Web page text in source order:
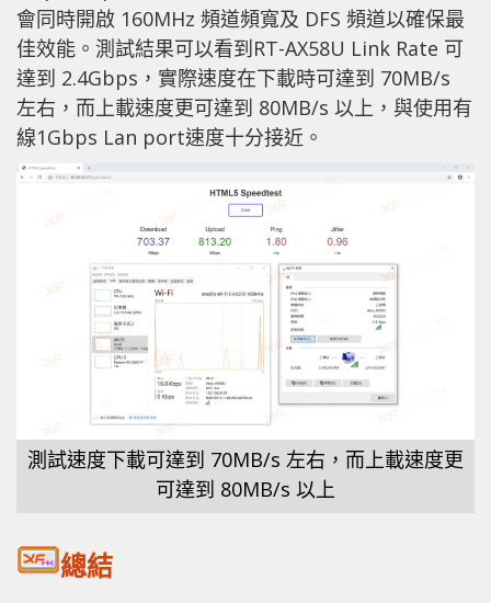
會同時開啟 160MHz 頻道頻寬及 DFS 頻道以確保最
佳效能。測試結果可以看到RT-AX58U Link Rate 可
達到 2.4Gbps，實際速度在下載時可達到 70MB/s
左右，而上載速度更可達到 80MB/s 以上，與使用有
線1Gbps Lan port速度十分接近。
測試速度下載可達到 70MB/s 左右，而上載速度更
可達到 80MB/s 以上
總結